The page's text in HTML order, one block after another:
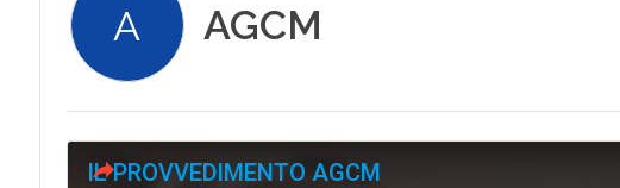
A AGCM
IL PROVVEDIMENTO AGCM